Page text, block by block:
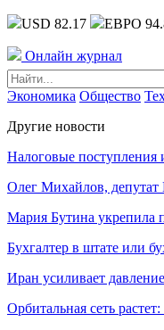
USD 82.17 ЕВРО
Онлайн журнал
Экономика Общество
Другие новости
Налоговые поступления
Олег Михайлов, депутат
Мария Бутина укрепила
Бухгалтер в штате или
Иран усиливает
Орбитальная сеть